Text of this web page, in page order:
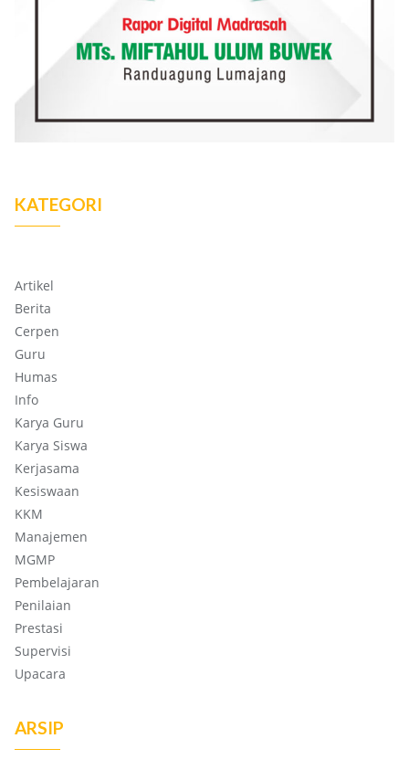
KATEGORI
Artikel
Berita
Cerpen
Guru
Humas
Info
Karya Guru
Karya Siswa
Kerjasama
Kesiswaan
KKM
Manajemen
MGMP
Pembelajaran
Penilaian
Prestasi
Supervisi
Upacara
ARSIP